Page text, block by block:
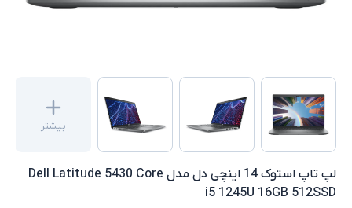
بیشتر
لپ تاپ استوک 14 اینچی دل مدل Dell Latitude 5430 Core
i5 1245U 16GB 512SSD